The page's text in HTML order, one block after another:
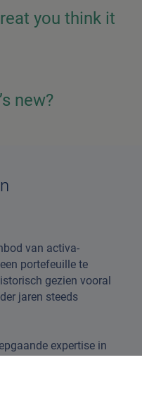
you think it
new?
van activa-
portefeuille te
gezien vooral
jaren steeds
expertise in